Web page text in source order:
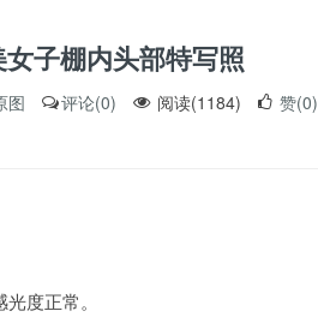
子棚内头部特写照
图 评论(0) 阅读(1184) 赞(0)
度正常。